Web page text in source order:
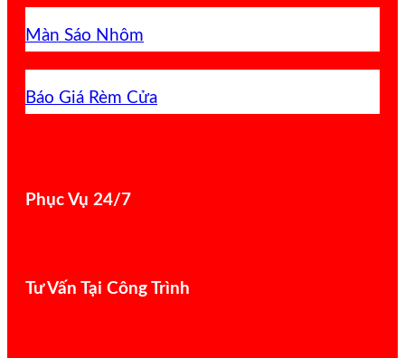
Màn Sáo Nhôm
Báo Giá Rèm Cửa
Phục Vụ 24/7
Tư Vấn Tại Công Trình